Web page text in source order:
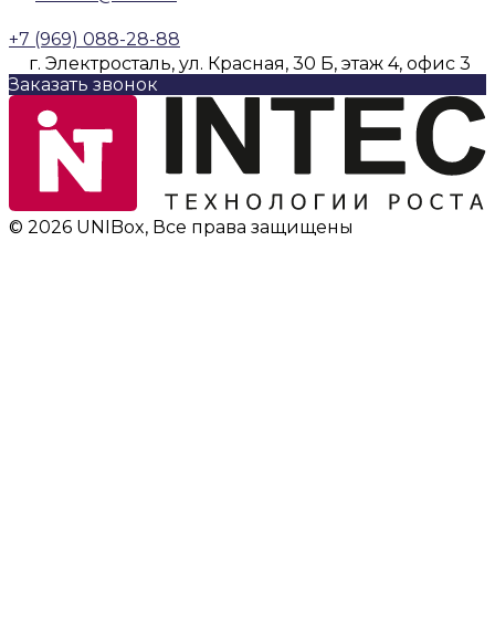
+7 (969) 088-28-88
г. Электросталь, ул. Красная, 30 Б, этаж 4, офис 3
Заказать звонок
© 2026 UNIBox, Все права защищены